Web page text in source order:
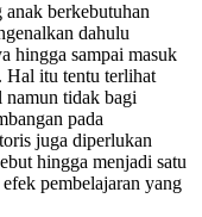
berkebutuhan
dahulu
hingga sampai masuk
Hal itu tentu terlihat
namun tidak bagi
pada
juga diperlukan
hingga menjadi satu
pembelajaran yang